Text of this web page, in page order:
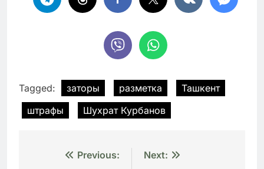
Tagged: заторы разметка
Ташкент
штрафы
Шухрат Курбанов
Навигация
Previous:
Next: